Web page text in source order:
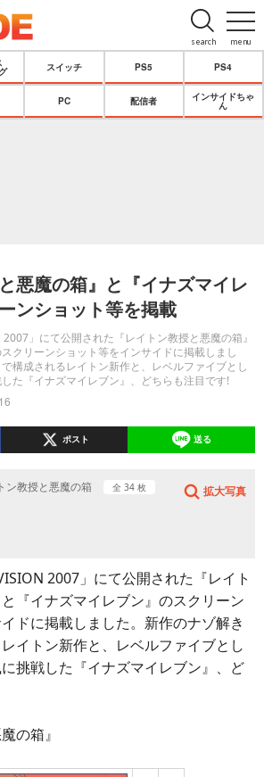
menu
search
スイッチ PS5 PS4
PC 配信者
インサイドちゃ
ん
悪魔の箱』と『イナズマイレ
ンショット等を掲載
」にて公開された『レイトン教授と悪魔の箱』
クリーンショット等をインサイドに掲載しまし
構成されるレイトン新作と、レベルファイブとし
た『イナズマイレブン』、どちらも注目です!
ポスト 送る
ン教授と悪魔の箱 全 34 枚 拡大写真
2007」にて公開された『レイト
『イナズマイレブン』のスクリーン
ドに掲載しました。新作のナゾ解き
イトン新作と、レベルファイブとし
挑戦した『イナズマイレブン』、ど
の箱』